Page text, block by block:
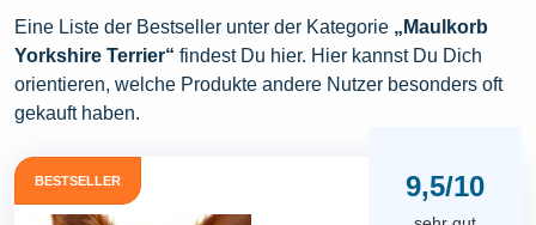
Eine Liste der Bestseller unter der Kategorie „Maulkorb
Yorkshire Terrier“ findest Du hier. Hier kannst Du Dich
orientieren, welche Produkte andere Nutzer besonders oft
gekauft haben.
BESTSELLER 9,5/10